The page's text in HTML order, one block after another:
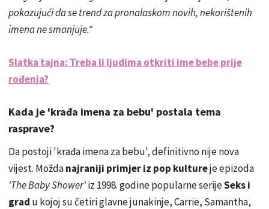
pokazujući da se trend za pronalaskom novih, nekorištenih
imena ne smanjuje."
Slatka tajna: Treba li ljudima otkriti ime bebe prije
rođenja?
Kada je 'krađa imena za bebu' postala tema
rasprave?
Da postoji 'krađa imena za bebu', definitivno nije nova
vijest. Moždanajraniji primjer iz pop kultureje epizoda
'The Baby Shower'iz 1998. godine popularne serijeSeks i
grad u kojoj su četiri glavne junakinje, Carrie, Samantha,